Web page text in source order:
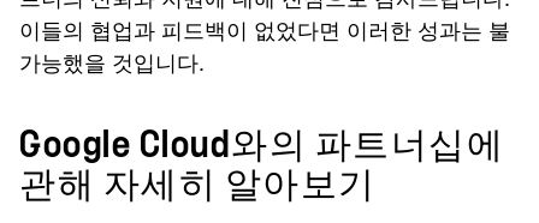
이들의 협업과 피드백이 없었다면 이러한 성과는 불
가능했을 것입니다.
Google Cloud와의 파트너십에
관해 자세히 알아보기